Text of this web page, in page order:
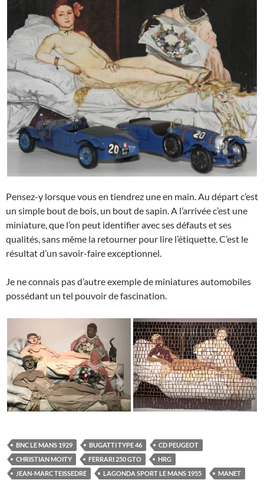
Pensez-y lorsque vous en tiendrez une en main. Au départ c’est
un simple bout de bois, un bout de sapin. A l’arrivée c’est une
miniature, que l’on peut identifier avec ses défauts et ses
qualités, sans même la retourner pour lire l’étiquette. C’est le
résultat d’un savoir-faire exceptionnel.
Je ne connais pas d’autre exemple de miniatures automobiles
possédant un tel pouvoir de fascination.
BNC LE MANS 1929 BUGATTI TYPE 46
CD PEUGEOT
CHRISTIAN MOITY
FERRARI 250 GTO
HRG
JEAN-MARC TEISSEDRE
LAGONDA SPORT LE MANS 1955
MANET